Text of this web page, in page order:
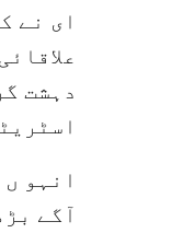
ای نے
دہشت
انہو
آگے